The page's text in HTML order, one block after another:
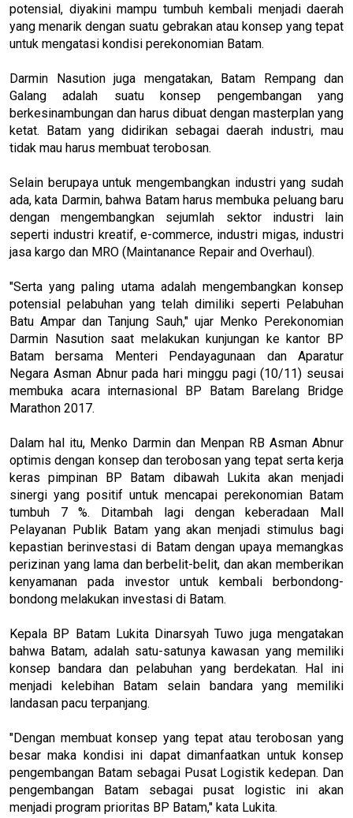
potensial, diyakini mampu tumbuh kembali menjadi daerah
yang menarik dengan suatu gebrakan atau konsep yang tepat
untuk mengatasi kondisi perekonomian Batam.
Darmin Nasution juga mengatakan, Batam Rempang dan
Galang adalah suatu konsep pengembangan yang
berkesinambungan dan harus dibuat dengan masterplan yang
ketat. Batam yang didirikan sebagai daerah industri, mau
tidak mau harus membuat terobosan.
Selain berupaya untuk mengembangkan industri yang sudah
ada, kata Darmin, bahwa Batam harus membuka peluang baru
dengan mengembangkan sejumlah sektor industri lain
seperti industri kreatif, e-commerce, industri migas, industri
jasa kargo dan MRO (Maintanance Repair and Overhaul).
"Serta yang paling utama adalah mengembangkan konsep
potensial pelabuhan yang telah dimiliki seperti Pelabuhan
Batu Ampar dan Tanjung Sauh," ujar Menko Perekonomian
Darmin Nasution saat melakukan kunjungan ke kantor BP
Batam bersama Menteri Pendayagunaan dan Aparatur
Negara Asman Abnur pada hari minggu pagi (10/11) seusai
membuka acara internasional BP Batam Barelang Bridge
Marathon 2017.
Dalam hal itu, Menko Darmin dan Menpan RB Asman Abnur
optimis dengan konsep dan terobosan yang tepat serta kerja
keras pimpinan BP Batam dibawah Lukita akan menjadi
sinergi yang positif untuk mencapai perekonomian Batam
tumbuh 7 %. Ditambah lagi dengan keberadaan Mall
Pelayanan Publik Batam yang akan menjadi stimulus bagi
kepastian berinvestasi di Batam dengan upaya memangkas
perizinan yang lama dan berbelit-belit, dan akan memberikan
kenyamanan pada investor untuk kembali berbondong-
bondong melakukan investasi di Batam.
Kepala BP Batam Lukita Dinarsyah Tuwo juga mengatakan
bahwa Batam, adalah satu-satunya kawasan yang memiliki
konsep bandara dan pelabuhan yang berdekatan. Hal ini
menjadi kelebihan Batam selain bandara yang memiliki
landasan pacu terpanjang.
"Dengan membuat konsep yang tepat atau terobosan yang
besar maka kondisi ini dapat dimanfaatkan untuk konsep
pengembangan Batam sebagai Pusat Logistik kedepan. Dan
pengembangan Batam sebagai pusat logistic ini akan
menjadi program prioritas BP Batam," kata Lukita.